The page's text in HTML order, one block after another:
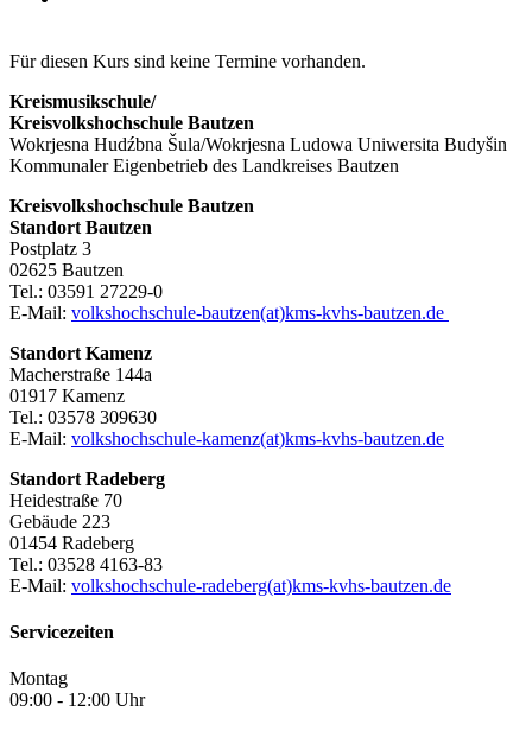
Für diesen Kurs sind keine Termine vorhanden.
Kreismusikschule/
Kreisvolkshochschule Bautzen
Wokrjesna Hudźbna Šula/Wokrjesna Ludowa Uniwersita Budyšin
Kommunaler Eigenbetrieb des Landkreises Bautzen
Kreisvolkshochschule Bautzen
Standort Bautzen
Postplatz 3
02625 Bautzen
Tel.: 03591 27229-0
E-Mail: volkshochschule-bautzen(at)kms-kvhs-bautzen.de
Standort Kamenz
Macherstraße 144a
01917 Kamenz
Tel.: 03578 309630
E-Mail: volkshochschule-kamenz(at)kms-kvhs-bautzen.de
Standort Radeberg
Heidestraße 70
Gebäude 223
01454 Radeberg
Tel.: 03528 4163-83
E-Mail: volkshochschule-radeberg(at)kms-kvhs-bautzen.de
Servicezeiten
Montag
09:00 - 12:00 Uhr